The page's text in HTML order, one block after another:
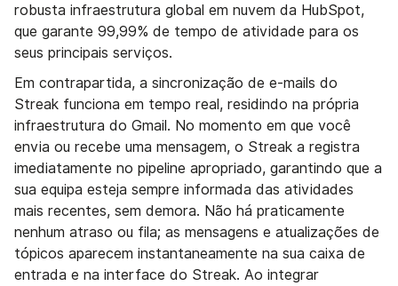
robusta infraestrutura global em nuvem da HubSpot,
que garante 99,99% de tempo de atividade para os
seus principais serviços.
Em contrapartida, a sincronização de e-mails do
Streak funciona em tempo real, residindo na própria
infraestrutura do Gmail. No momento em que você
envia ou recebe uma mensagem, o Streak a registra
imediatamente no pipeline apropriado, garantindo que a
sua equipa esteja sempre informada das atividades
mais recentes, sem demora. Não há praticamente
nenhum atraso ou fila; as mensagens e atualizações de
tópicos aparecem instantaneamente na sua caixa de
entrada e na interface do Streak. Ao integrar